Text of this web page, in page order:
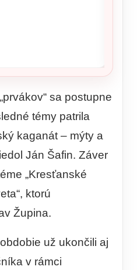
sa postupne
témy patrila
kaganát – mýty a
Ján Šafin. Záver
„Kresťanské
ktorú
Župina.
už ukončili aj
v rámci